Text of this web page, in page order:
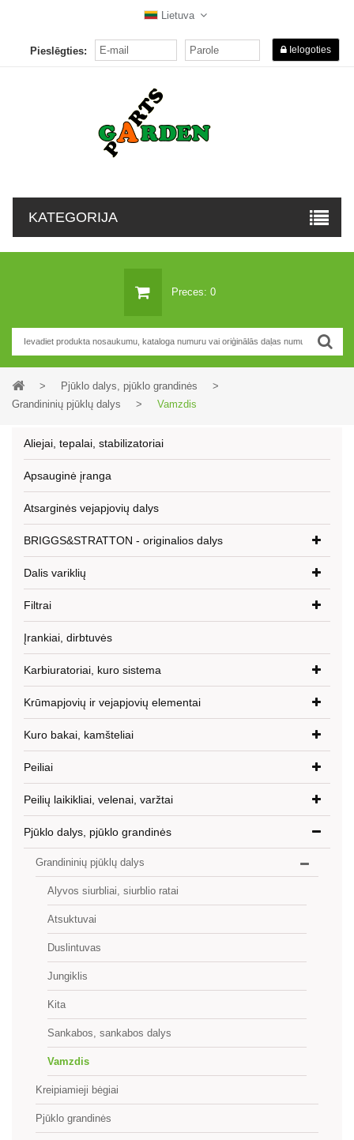
Lietuva
Pieslēgties: Ielogoties
KATEGORIJA
Preces: 0
> Pjūklo dalys, pjūklo grandinės
>
Grandininių pjūklų dalys
> Vamzdis
Aliejai, tepalai, stabilizatoriai
Apsauginė įranga
Atsarginės vejapjovių dalys
BRIGGS&STRATTON - originalios dalys
Dalis variklių
Filtrai
Įrankiai, dirbtuvės
Karbiuratoriai, kuro sistema
Krūmapjovių ir vejapjovių elementai
Kuro bakai, kamšteliai
Peiliai
Peilių laikikliai, velenai, varžtai
Pjūklo dalys, pjūklo grandinės
Grandininių pjūklų dalys
Alyvos siurbliai, siurblio ratai
Atsuktuvai
Duslintuvas
Jungiklis
Kita
Sankabos, sankabos dalys
Vamzdis
Kreipiamieji bėgiai
Pjūklo grandinės